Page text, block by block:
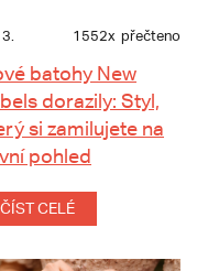
3. 1552x přečteno
batohy New
dorazily: Styl,
si zamilujete na
pohled
ČÍST CELÉ